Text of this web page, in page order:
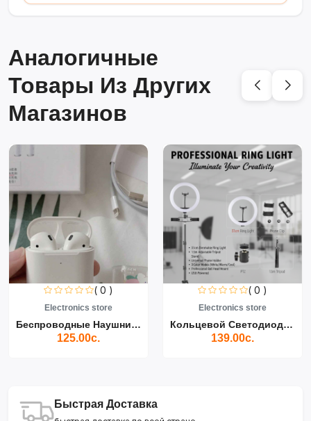
Аналогичные
Товары Из Других
Магазинов
( 0 )
Electronics store
Беспроводные Наушники Air...
125.00с.
( 0 )
Electronics store
Кольцевой Светодиодный Св...
139.00с.
Быстрая Доставка